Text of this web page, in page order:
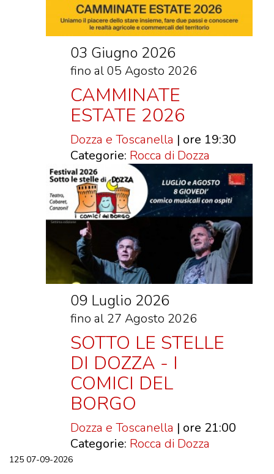
GEMELLO DIGITALE BORGO
DOVE MANGIARE
DOVE DORMIRE
FANTASTIKA
ENOTECA
03 Giugno 2026
fino al 05 Agosto 2026
CAMMINATE
ESTATE 2026
Dozza e Toscanella | ore 19:30
Categorie: Rocca di Dozza
09 Luglio 2026
fino al 27 Agosto 2026
SOTTO LE STELLE
DI DOZZA - I
COMICI DEL
BORGO
Dozza e Toscanella | ore 21:00
Categorie: Rocca di Dozza
125 07-09-2026